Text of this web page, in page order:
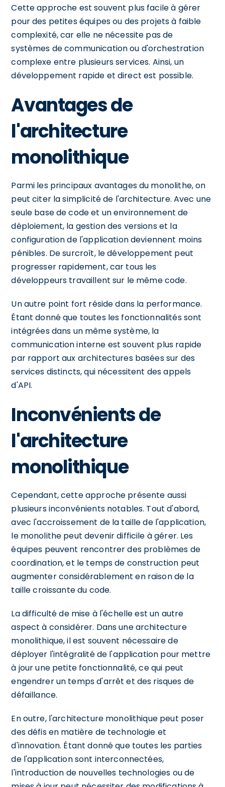
Cette approche est souvent plus facile à gérer
pour des petites équipes ou des projets à faible
complexité, car elle ne nécessite pas de
systèmes de communication ou d'orchestration
complexe entre plusieurs services. Ainsi, un
développement rapide et direct est possible.
Avantages de
l'architecture
monolithique
Parmi les principaux avantages du monolithe, on
peut citer la simplicité de l'architecture. Avec une
seule base de code et un environnement de
déploiement, la gestion des versions et la
configuration de l'application deviennent moins
pénibles. De surcroît, le développement peut
progresser rapidement, car tous les
développeurs travaillent sur le même code.
Un autre point fort réside dans la performance.
Étant donné que toutes les fonctionnalités sont
intégrées dans un même système, la
communication interne est souvent plus rapide
par rapport aux architectures basées sur des
services distincts, qui nécessitent des appels
d'API.
Inconvénients de
l'architecture
monolithique
Cependant, cette approche présente aussi
plusieurs inconvénients notables. Tout d'abord,
avec l'accroissement de la taille de l'application,
le monolithe peut devenir difficile à gérer. Les
équipes peuvent rencontrer des problèmes de
coordination, et le temps de construction peut
augmenter considérablement en raison de la
taille croissante du code.
La difficulté de mise à l'échelle est un autre
aspect à considérer. Dans une architecture
monolithique, il est souvent nécessaire de
déployer l'intégralité de l'application pour mettre
à jour une petite fonctionnalité, ce qui peut
engendrer un temps d'arrêt et des risques de
défaillance.
En outre, l'architecture monolithique peut poser
des défis en matière de technologie et
d'innovation. Étant donné que toutes les parties
de l'application sont interconnectées,
l'introduction de nouvelles technologies ou de